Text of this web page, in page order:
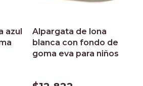
azul
Alpargata de lona
blanca con fondo de
goma eva para niños